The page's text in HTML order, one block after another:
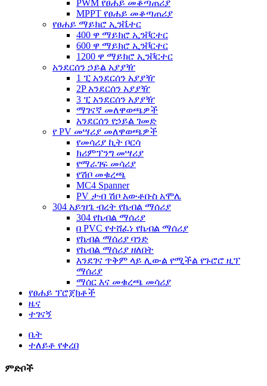
PWM የፀሐይ መቆጣጠሪያ
MPPT የፀሐይ መቆጣጠሪያ
የፀሐይ ማይክሮ ኢንቬተር
400 ዋ ማይክሮ ኢንቮርተር
600 ዋ ማይክሮ ኢንቮርተር
1200 ዋ ማይክሮ ኢንቮርተር
አንደርሰን ኃይል አያያዥ
1 ፒ አንደርሰን አያያዥ
2P አንደርሰን አያያዥ
3 ፒ አንደርሰን አያያዥ
ማገናኛ መለዋወጫዎች
አንደርሰን የኃይል ገመድ
የ PV መሣሪያ መለዋወጫዎች
የመሳሪያ ኪት ቦርሳ
ክሪምፕንግ መሣሪያ
የማራገፍ መሳሪያ
የሽቦ መቁረጫ
MC4 Spanner
PV ታብ ሽቦ አውቶቡስ አሞሌ
304 አይዝጌ ብረት የኬብል ማሰሪያ
304 የኬብል ማሰሪያ
በ PVC የተሸፈነ የኬብል ማሰሪያ
የኬብል ማሰሪያ ባንድ
የኬብል ማሰሪያ ዘለበት
እንደገና ጥቅም ላይ ሊውል የሚችል የጉሮሮ ዚፕ
ማሰሪያ
ማሰር እና መቁረጫ መሳሪያ
የፀሐይ ፕሮጀክቶች
ዜና
ተገናኝ
ቤት
ተለይቶ የቀረበ
ምድቦች